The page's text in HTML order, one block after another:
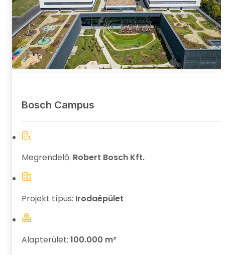
Bosch Campus
Megrendelő: Robert Bosch Kft.
Projekt típus: Irodaépület
Alapterület:100.000 m²